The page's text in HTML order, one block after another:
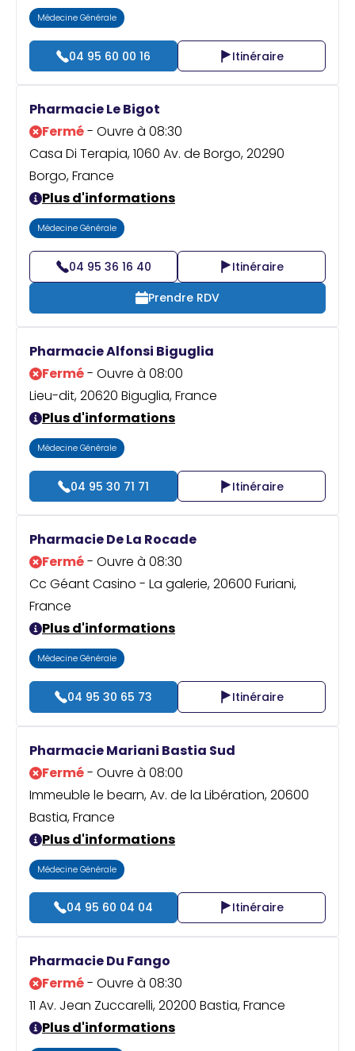
Médecine Générale
04 95 60 00 16 Itinéraire
Pharmacie Le Bigot
Fermé- Ouvre à 08:30
Casa Di Terapia, 1060 Av. de Borgo, 20290
Borgo, France
Plus d'informations
Médecine Générale
04 95 36 16 40
Itinéraire
Prendre RDV
Pharmacie Alfonsi Biguglia
Fermé- Ouvre à 08:00
Lieu-dit, 20620 Biguglia, France
Plus d'informations
Médecine Générale
04 95 30 71 71 Itinéraire
Pharmacie De La Rocade
Fermé- Ouvre à 08:30
Cc Géant Casino - La galerie, 20600 Furiani,
France
Plus d'informations
Médecine Générale
04 95 30 65 73 Itinéraire
Pharmacie Mariani Bastia Sud
Fermé- Ouvre à 08:00
Immeuble le bearn, Av. de la Libération, 20600
Bastia, France
Plus d'informations
Médecine Générale
04 95 60 04 04 Itinéraire
Pharmacie Du Fango
Fermé- Ouvre à 08:30
11 Av. Jean Zuccarelli, 20200 Bastia, France
Plus d'informations